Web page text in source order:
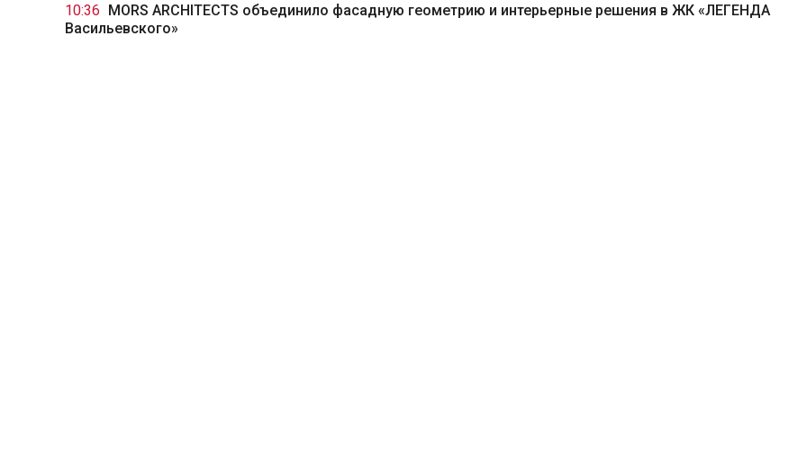
10:36 MORS ARCHITECTS объединило фасадную геометрию и интерьерные решения в ЖК «ЛЕГЕНДА
Васильевского»